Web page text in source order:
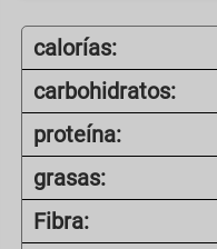
calorías:
carbohidratos:
proteína:
grasas:
Fibra: